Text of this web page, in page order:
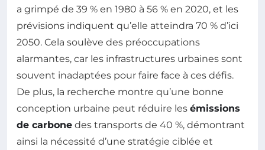
a grimpé de 39 % en 1980 à 56 % en 2020, et les
prévisions indiquent qu’elle atteindra 70 % d’ici
2050. Cela soulève des préoccupations
alarmantes, car les infrastructures urbaines sont
souvent inadaptées pour faire face à ces défis.
De plus, la recherche montre qu’une bonne
conception urbaine peut réduire les émissions
de carbone des transports de 40 %, démontrant
ainsi la nécessité d’une stratégie ciblée et